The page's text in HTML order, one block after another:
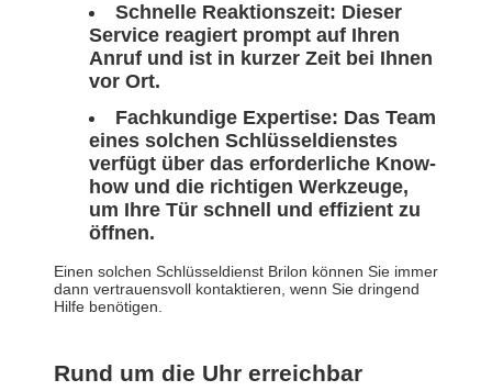
Schnelle Reaktionszeit: Dieser
Service reagiert prompt auf Ihren
Anruf und ist in kurzer Zeit bei Ihnen
vor Ort.
Fachkundige Expertise: Das Team
eines solchen Schlüsseldienstes
verfügt über das erforderliche Know-
how und die richtigen Werkzeuge,
um Ihre Tür schnell und effizient zu
öffnen.
Einen solchen Schlüsseldienst Brilon können Sie immer
dann vertrauensvoll kontaktieren, wenn Sie dringend
Hilfe benötigen.
Rund um die Uhr erreichbar